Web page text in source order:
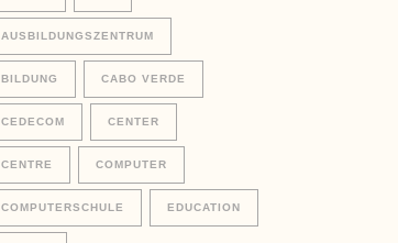
AUSBILDUNGSZENTRUM
BILDUNG CABO VERDE
CEDECOM CENTER
CENTRE COMPUTER
COMPUTERSCHULE EDUCATION